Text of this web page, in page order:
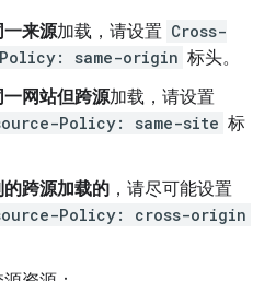
来源加载，请设置 Cross-
same-origin 标头。
网站但跨源加载，请设置
Policy: same-site 标
跨源加载的 ，请尽可能设置
Policy: cross-origin